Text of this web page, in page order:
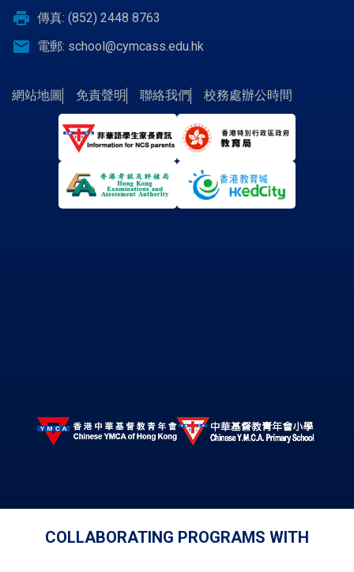
print 傳真: (852) 2448 8763
email 電郵: school@cymcass.edu.hk
網站地圖 免責聲明 聯絡我們 校務處辦公時間
COLLABORATING PROGRAMS WITH